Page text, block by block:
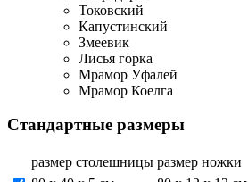
Токовский
Капустинский
Змеевик
Лисья горка
Мрамор Уфалей
Мрамор Коелга
Стандартные размеры
размер столешницы размер ножки